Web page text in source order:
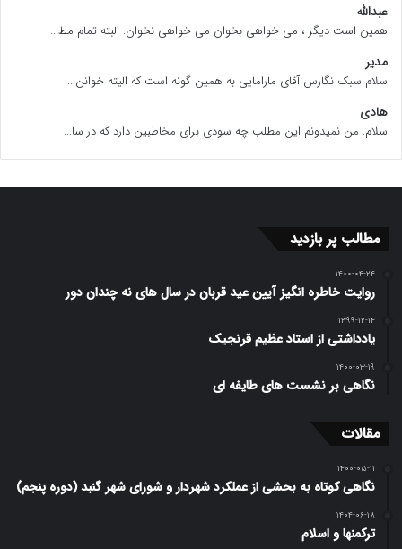
عبدالله
همین است دیگر ، می خواهی بخوان می خواهی نخوان. البته تمام مط...
مدیر
سلام سبک نگارس آقای مارامایی به همین گونه است که الیته خوانن...
هادی
سلام. من نمیدونم این مطلب چه سودی برای مخاطبین دارد که در سا...
مطالب پر بازدید
۱۴۰۰-۰۴-۲۴
روایت خاطره انگیز آیین عید قربان در سال های نه چندان دور
۱۳۹۹-۱۲-۱۴
یادداشتی از استاد عظیم قرنجیک
۱۴۰۰-۰۳-۱۹
نگاهی بر نشست های طایفه ای
مقالات
۱۴۰۰-۰۵-۱۱
نگاهی کوتاه به بحشی از عملکرد شهردار و شورای شهر گنبد (دوره پنجم)
۱۴۰۴-۰۶-۱۸
ترکمنها و اسلام